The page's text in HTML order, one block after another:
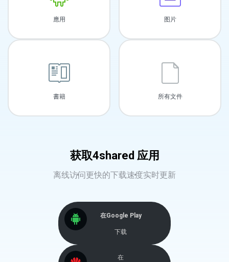
應用 图片
書籍 所有文件
获取4shared 应用
离线访问更快的下载速度实时更新
在Google Play
下载
在